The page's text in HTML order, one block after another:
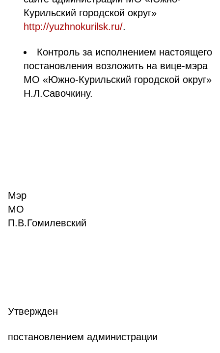
Курильский городской округ»
http://yuzhnokurilsk.ru/.
Контроль за исполнением настоящего
постановления возложить на вице-мэра
МО «Южно-Курильский городской округ»
Н.Л.Савочкину.
Мэр
П.В.Гомилевский
Утвержден
постановлением администрации